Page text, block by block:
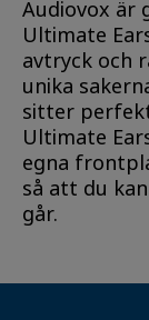
Audiovox är
Ultimate
avtryck och
unika
sitter
Ultimate
egna
så att du
går.